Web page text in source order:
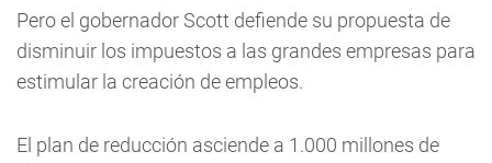
Pero el gobernador Scott defiende su propuesta de
disminuir los impuestos a las grandes empresas para
estimular la creación de empleos.
El plan de reducción asciende a 1.000 millones de